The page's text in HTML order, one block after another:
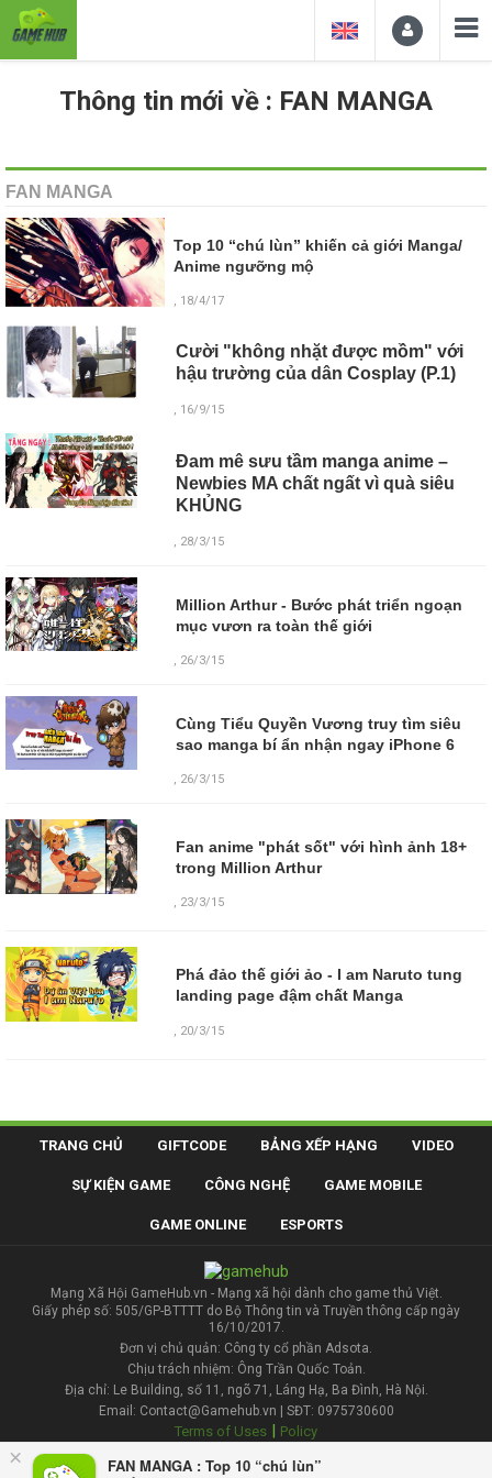
×
FAN MANGA : Top 10 “chú lùn”
Thông tin mới về : FAN MANGA
FAN MANGA
Top 10 “chú lùn” khiến cả giới Manga/
Anime ngưỡng mộ
, 18/4/17
Cười "không nhặt được mồm" với
hậu trường của dân Cosplay (P.1)
, 16/9/15
Đam mê sưu tầm manga anime –
Newbies MA chất ngất vì quà siêu
KHỦNG
, 28/3/15
Million Arthur - Bước phát triển ngoạn
mục vươn ra toàn thế giới
, 26/3/15
Cùng Tiểu Quyền Vương truy tìm siêu
sao manga bí ẩn nhận ngay iPhone 6
, 26/3/15
Fan anime "phát sốt" với hình ảnh 18+
trong Million Arthur
, 23/3/15
Phá đảo thế giới ảo - I am Naruto tung
landing page đậm chất Manga
20/3/15
TRANG CHỦ GIFTCODE BẢNG XẾP HẠNG VIDEO
SỰ KIỆN GAME CÔNG NGHỆ GAME MOBILE
GAME ONLINE ESPORTS
Mạng Xã Hội GameHub.vn - Mạng xã hội dành cho game thủ Việt.
Giấy phép số: 505/GP-BTTTT do Bộ Thông tin và Truyền thông cấp ngày
16/10/2017.
Đơn vị chủ quản: Công ty cổ phần Adsota.
Chịu trách nhiệm: Ông Trần Quốc Toản.
Địa chỉ: Le Building, số 11, ngõ 71, Láng Hạ, Ba Đình, Hà Nội.
Email: Contact@Gamehub.vn | SĐT: 0975730600
Terms of Uses | Policy